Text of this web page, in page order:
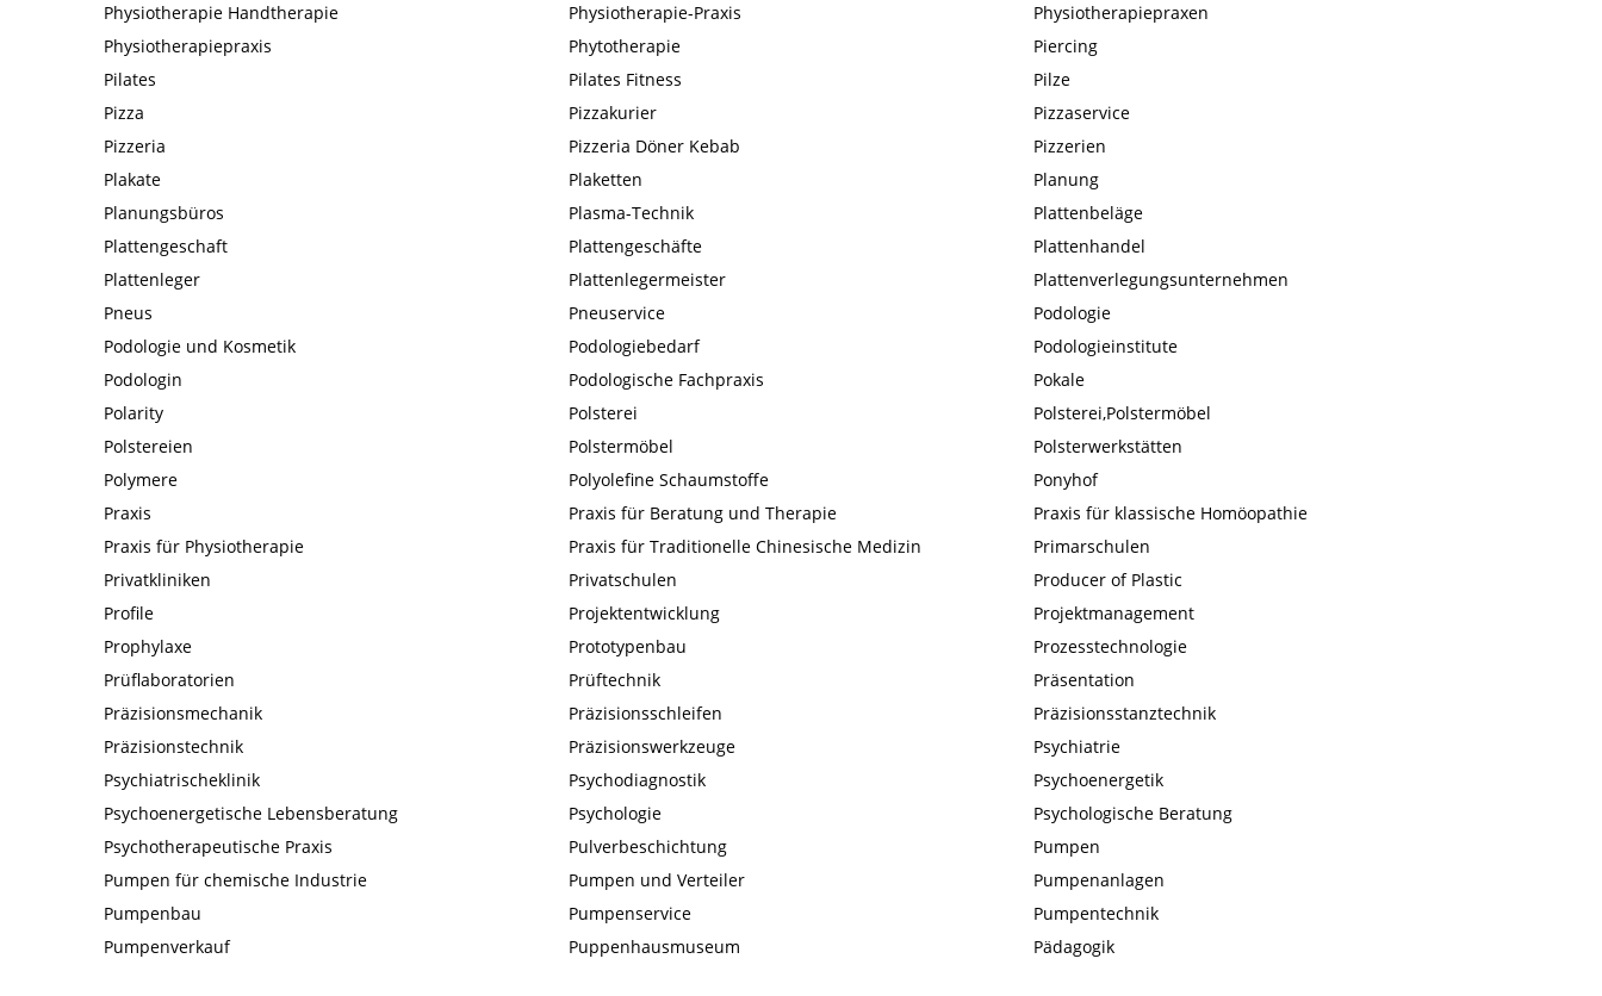
Physiotherapie Handtherapie
Physiotherapie-Praxis
Physiotherapiepraxen
Physiotherapiepraxis
Phytotherapie
Piercing
Pilates
Pilates Fitness
Pilze
Pizza
Pizzakurier
Pizzaservice
Pizzeria
Pizzeria Döner Kebab
Pizzerien
Plakate
Plaketten
Planung
Planungsbüros
Plasma-Technik
Plattenbeläge
Plattengeschaft
Plattengeschäfte
Plattenhandel
Plattenleger
Plattenlegermeister
Plattenverlegungsunternehmen
Pneus
Pneuservice
Podologie
Podologie und Kosmetik
Podologiebedarf
Podologieinstitute
Podologin
Podologische Fachpraxis
Pokale
Polarity
Polsterei
Polsterei,Polstermöbel
Polstereien
Polstermöbel
Polsterwerkstätten
Polymere
Polyolefine Schaumstoffe
Ponyhof
Praxis
Praxis für Beratung und Therapie
Praxis für klassische Homöopathie
Praxis für Physiotherapie
Praxis für Traditionelle Chinesische Medizin
Primarschulen
Privatkliniken
Privatschulen
Producer of Plastic
Profile
Projektentwicklung
Projektmanagement
Prophylaxe
Prototypenbau
Prozesstechnologie
Prüflaboratorien
Prüftechnik
Präsentation
Präzisionsmechanik
Präzisionsschleifen
Präzisionsstanztechnik
Präzisionstechnik
Präzisionswerkzeuge
Psychiatrie
Psychiatrischeklinik
Psychodiagnostik
Psychoenergetik
Psychoenergetische Lebensberatung
Psychologie
Psychologische Beratung
Psychotherapeutische Praxis
Pulverbeschichtung
Pumpen
Pumpen für chemische Industrie
Pumpen und Verteiler
Pumpenanlagen
Pumpenbau
Pumpenservice
Pumpentechnik
Pumpenverkauf
Puppenhausmuseum Pädagogik